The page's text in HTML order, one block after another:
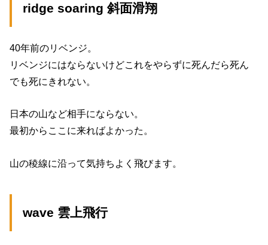
ridge soaring 斜面滑翔
40年前のリベンジ。
リベンジにはならないけどこれをやらずに死んだら死ん
でも死にきれない。
日本の山など相手にならない。
最初からここに来ればよかった。
山の稜線に沿って気持ちよく飛びます。
wave 雲上飛行